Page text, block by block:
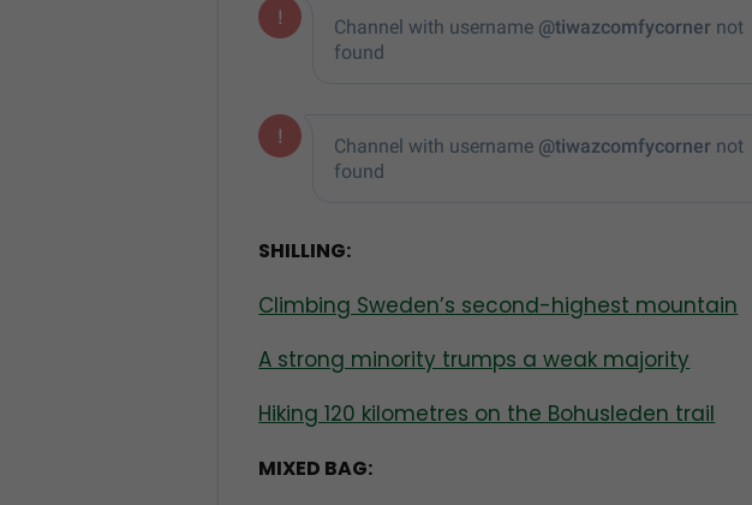
SHILLING:
Climbing Sweden’s second-highest mountain
A strong minority trumps a weak majority
Hiking 120 kilometres on the Bohusleden trail
MIXED BAG: